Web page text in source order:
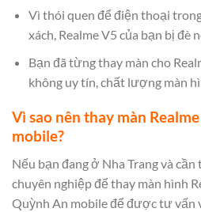
Vì thói quen để điện thoại
xách, Realme V5 của bạn bị đè
Bạn đã từng thay màn cho
không uy tín, chất lượng màn
Vì sao nên thay màn
mobile?
Nếu bạn đang ở Nha Trang và
chuyên nghiệp để thay màn hình
Quỳnh An mobile để được tư vấn